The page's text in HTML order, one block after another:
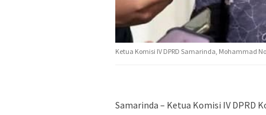
Ketua Komisi IV DPRD Samarinda, Mohammad
Samarinda – Ketua Komisi IV DPRD